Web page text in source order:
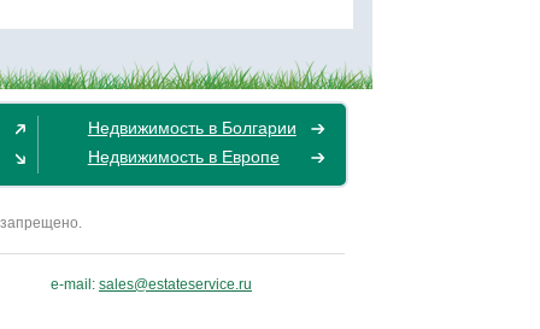
Недвижимость в Болгарии
Недвижимость в Европе
e-mail: sales@estateservice.ru